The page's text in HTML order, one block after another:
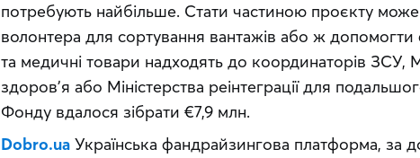
потребують найбільше. Стати частиною проєкту
волонтера для сортування вантажів або ж допомогти
та медичні товари надходять до координаторів ЗСУ,
здоровʼя або Міністерства реінтеграції для
Фонду вдалося зібрати €7,9 млн.
Dobro.ua Українська фандрайзингова платформа, за